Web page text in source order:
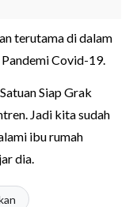
terutama di dalam
Covid-19.
Siap Grak
Jadi kita sudah
ibu rumah
dia.